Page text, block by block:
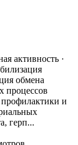
активность ·
обмена
процессов
и
герп...